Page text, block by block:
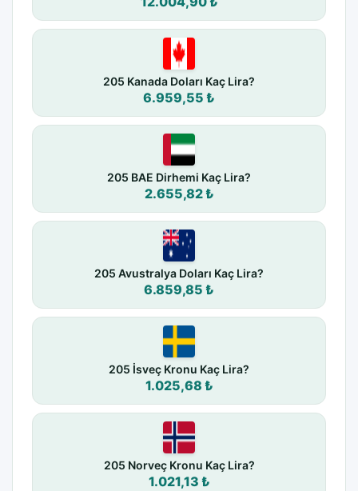
205 Kanada Doları Kaç Lira?
6.959,55 ₺
205 BAE Dirhemi Kaç Lira?
2.655,82 ₺
205 Avustralya Doları Kaç Lira?
6.859,85 ₺
205 İsveç Kronu Kaç Lira?
1.025,68 ₺
205 Norveç Kronu Kaç Lira?
1.021,13 ₺